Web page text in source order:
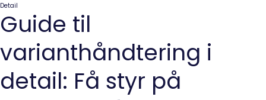
Detail
Guide til
varianthåndtering i
detail: Få styr på